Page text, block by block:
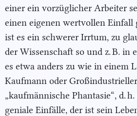
einer ein vorzüglicher Arbeiter
einen eigenen wertvollen Einfall
ist es ein schwerer Irrtum, zu
der Wissenschaft so und z. B. in
es etwa anders zu wie in einem
Kaufmann oder
„kaufmännische Phantasie“, d.
geniale Einfälle, der ist sein